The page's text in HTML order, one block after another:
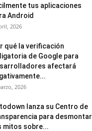
tus aplicaciones
Android
2026
qué la verificación
de Google para
afectará
2026
lanza su Centro de
para desmontar
mitos sobre...